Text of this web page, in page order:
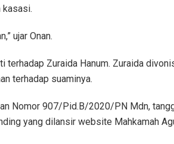
kasasi.
ujar Onan.
Zuraida Hanum. Zuraida
terhadap suaminya.
Nomor 907/Pid.B/2020/PN Mdn,
yang dilansir website Mahkamah